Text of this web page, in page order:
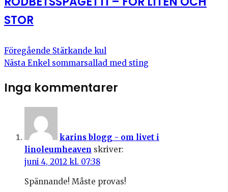
STOR
Föregående Stärkande kul
Nästa Enkel sommarsallad med sting
Inga kommentarer
karins blogg - om livet i
linoleumheaven skriver:
juni 4, 2012 kl. 07:38
Spännande! Måste provas!